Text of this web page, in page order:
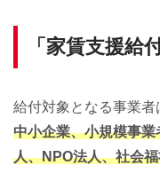
「家賃支援給
給付対象となる事業者
中小企業、小規模事
人、NPO法人、社会